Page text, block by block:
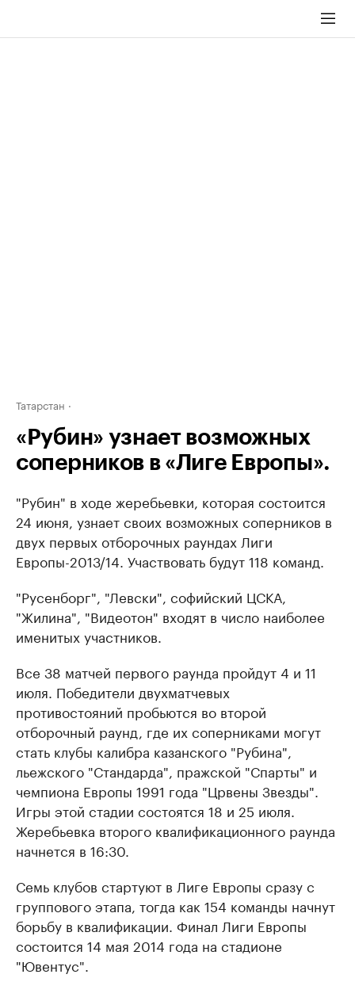
Татарстан
«Рубин» узнает возможных
соперников в «Лиге Европы».
"Рубин" в ходе жеребьевки, которая состоится
24 июня, узнает своих возможных соперников в
двух первых отборочных раундах Лиги
Европы-2013/14. Участвовать будут 118 команд.
"Русенборг", "Левски", софийский ЦСКА,
"Жилина", "Видеотон" входят в число наиболее
именитых участников.
Все 38 матчей первого раунда пройдут 4 и 11
июля. Победители двухматчевых
противостояний пробьются во второй
отборочный раунд, где их соперниками могут
стать клубы калибра казанского "Рубина",
льежского "Стандарда", пражской "Спарты" и
чемпиона Европы 1991 года "Црвены Звезды".
Игры этой стадии состоятся 18 и 25 июля.
Жеребьевка второго квалификационного раунда
начнется в 16:30.
Семь клубов стартуют в Лиге Европы сразу с
группового этапа, тогда как 154 команды начнут
борьбу в квалификации. Финал Лиги Европы
состоится 14 мая 2014 года на стадионе
"Ювентус".